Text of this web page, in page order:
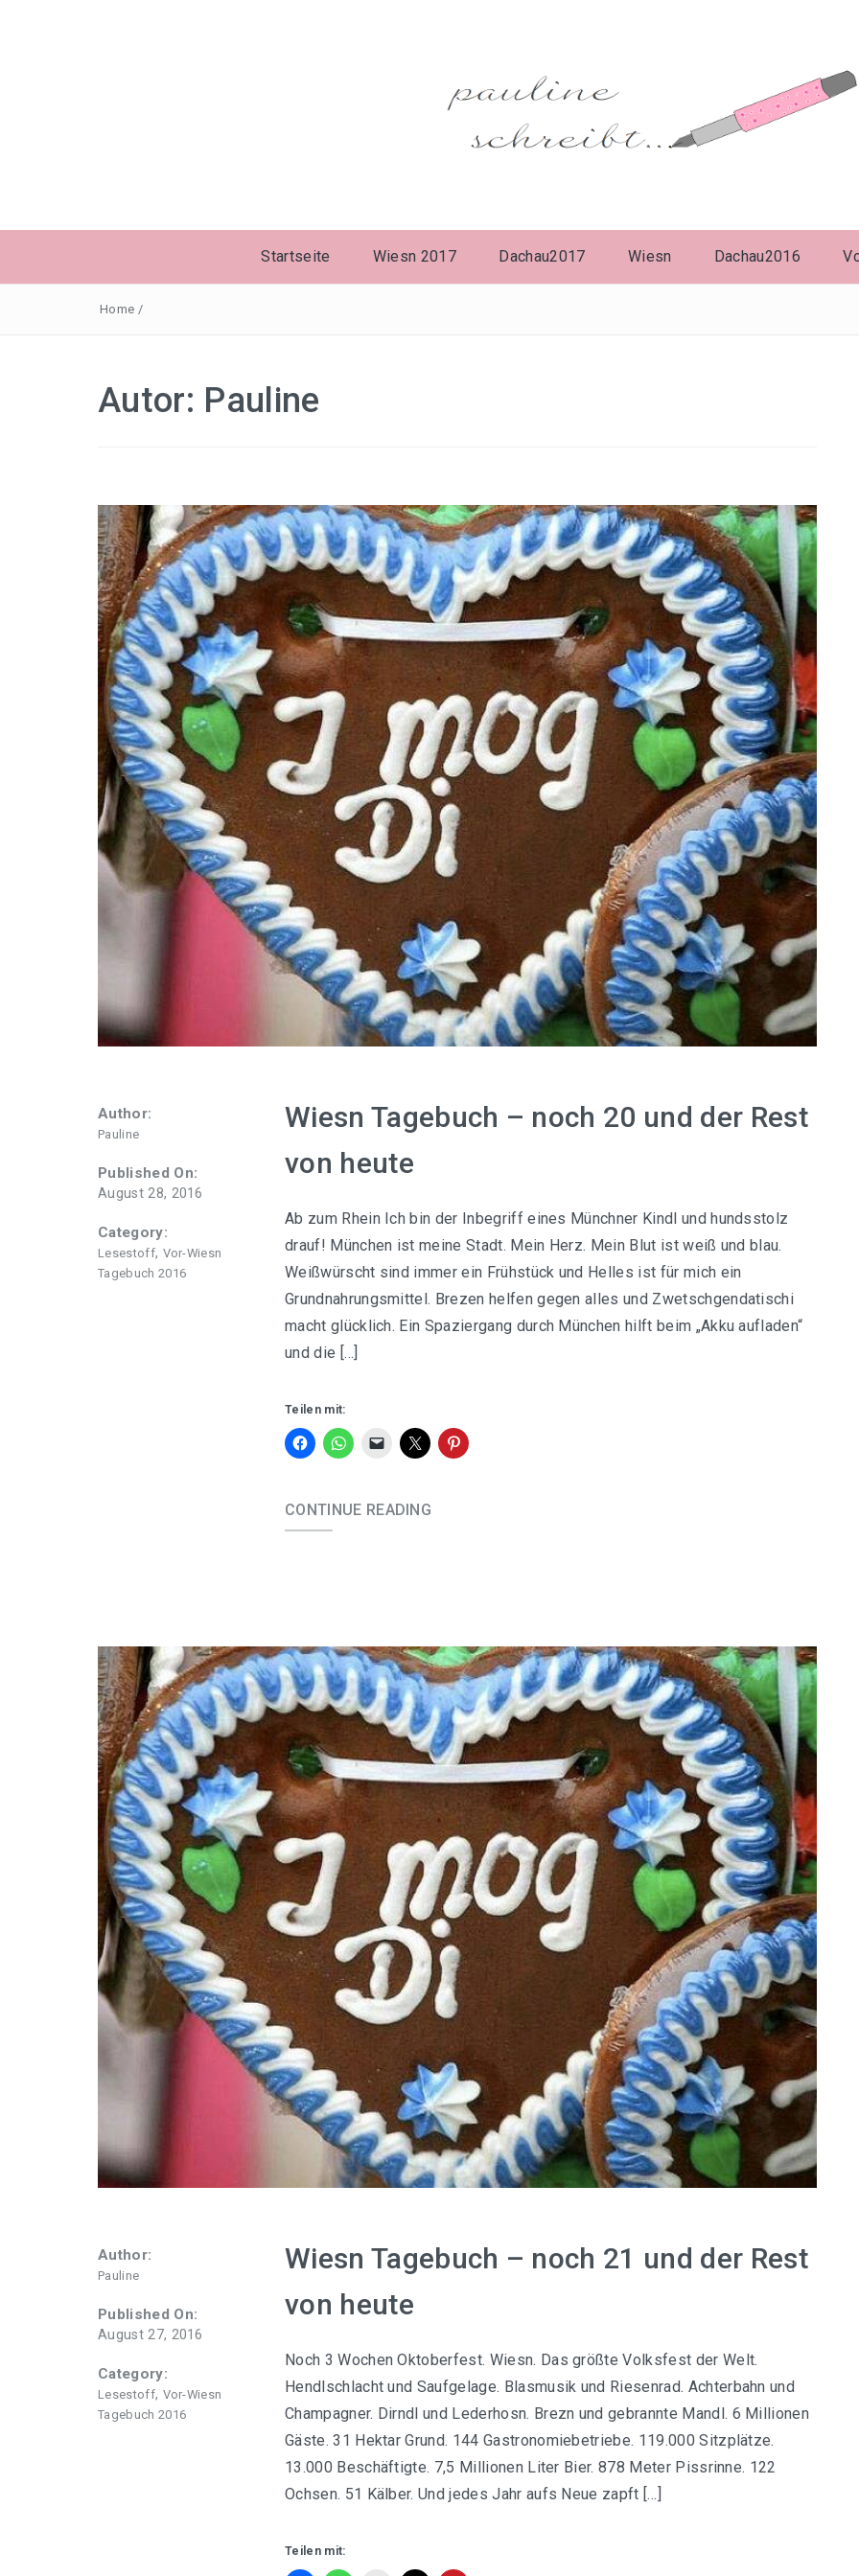
Startseite Wiesn 2017 Dachau2017 Wiesn Dachau2016
Home /
Autor: Pauline
Author:
Pauline
Published On:
August 28, 2016
Category:
Lesestoff, Vor-Wiesn
Tagebuch 2016
Wiesn Tagebuch – noch 20 und der Rest
von heute
Ab zum Rhein Ich bin der Inbegriff eines Münchner Kindl und hundsstolz
drauf! München ist meine Stadt. Mein Herz. Mein Blut ist weiß und blau.
Weißwürscht sind immer ein Frühstück und Helles ist für mich ein
Grundnahrungsmittel. Brezen helfen gegen alles und Zwetschgendatischi
macht glücklich. Ein Spaziergang durch München hilft beim „Akku aufladen“
und die […]
Teilen mit:
CONTINUE READING
Author:
Pauline
Published On:
August 27, 2016
Category:
Lesestoff, Vor-Wiesn
Tagebuch 2016
Wiesn Tagebuch – noch 21 und der Rest
von heute
Noch 3 Wochen Oktoberfest. Wiesn. Das größte Volksfest der Welt.
Hendlschlacht und Saufgelage. Blasmusik und Riesenrad. Achterbahn und
Champagner. Dirndl und Lederhosn. Brezn und gebrannte Mandl. 6 Millionen
Gäste. 31 Hektar Grund. 144 Gastronomiebetriebe. 119.000 Sitzplätze.
13.000 Beschäftigte. 7,5 Millionen Liter Bier. 878 Meter Pissrinne. 122
Ochsen. 51 Kälber. Und jedes Jahr aufs Neue zapft […]
Teilen mit: